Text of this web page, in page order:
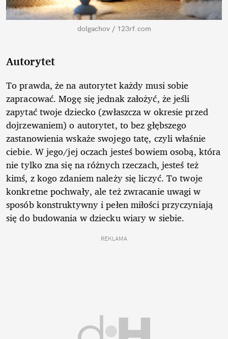
dolgachov / 123rf.com
Autorytet
To prawda, że na autorytet każdy musi sobie
zapracować. Mogę się jednak założyć, że jeśli
zapytać twoje dziecko (zwłaszcza w okresie przed
dojrzewaniem) o autorytet, to bez głębszego
zastanowienia wskaże swojego tatę, czyli właśnie
ciebie. W jego/jej oczach jesteś bowiem osobą, która
nie tylko zna się na różnych rzeczach, jesteś też
kimś, z kogo zdaniem należy się liczyć. To twoje
konkretne pochwały, ale też zwracanie uwagi w
sposób konstruktywny i pełen miłości przyczyniają
się do budowania w dziecku wiary w siebie.
REKLAMA